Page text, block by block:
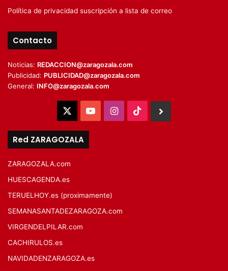
Política de privacidad suscripción a lista de correo
Contacto
Noticias: REDACCION@zaragozala.com
Publicidad: PUBLICIDAD@zaragozala.com
General: INFO@zaragozala.com
YouTubeInstagram
TikTok
Red ZARAGOZALA
ZARAGOZALA.com
HUESCAGENDA.es
TERUELHOY.es (proximamente)
SEMANASANTADEZARAGOZA.com
VIRGENDELPILAR.com
CACHIRULOS.es
NAVIDADENZARAGOZA.es